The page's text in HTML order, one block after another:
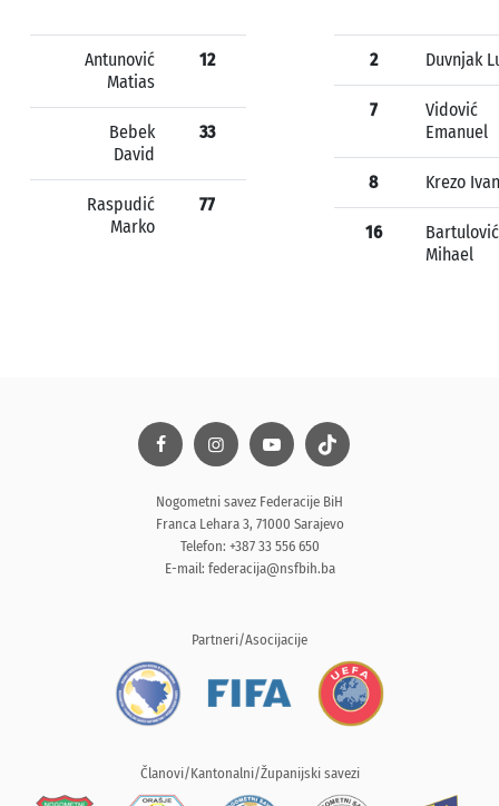
Antunović
Matias
12
Bebek
David
33
Raspudić
Marko
77
2 Duvnjak
7
Vidović
Emanuel
8 Krezo
16
Bartulović
Mihael
Nogometni savez Federacije BiH
Franca Lehara 3, 71000 Sarajevo
Telefon: +387 33 556 650
E-mail: federacija@nsfbih.ba
Partneri/Asocijacije
Članovi/Kantonalni/Županijski savezi